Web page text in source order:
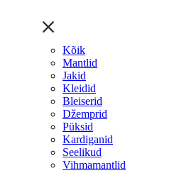
Kõik
Mantlid
Jakid
Kleidid
Bleiserid
Džemprid
Püksid
Kardiganid
Seelikud
Vihmamantlid